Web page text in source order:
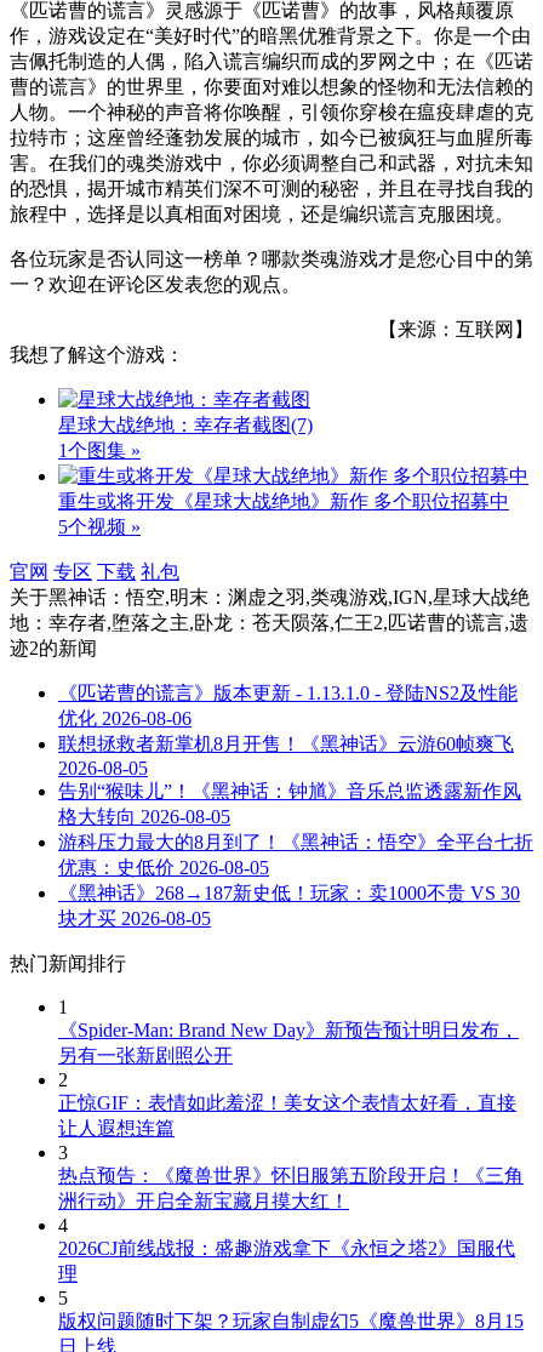
《匹诺曹的谎言》灵感源于《匹诺曹》的故事，风格颠覆原
作，游戏设定在“美好时代”的暗黑优雅背景之下。你是一个由
吉佩托制造的人偶，陷入谎言编织而成的罗网之中；在《匹诺
曹的谎言》的世界里，你要面对难以想象的怪物和无法信赖的
人物。一个神秘的声音将你唤醒，引领你穿梭在瘟疫肆虐的克
拉特市；这座曾经蓬勃发展的城市，如今已被疯狂与血腥所毒
害。在我们的魂类游戏中，你必须调整自己和武器，对抗未知
的恐惧，揭开城市精英们深不可测的秘密，并且在寻找自我的
旅程中，选择是以真相面对困境，还是编织谎言克服困境。
各位玩家是否认同这一榜单？哪款类魂游戏才是您心目中的第
一？欢迎在评论区发表您的观点。
【来源：互联网】
我想了解这个游戏：
星球大战绝地：幸存者截图(7)
1个图集 »
重生或将开发《星球大战绝地》新作 多个职位招募中
5个视频 »
官网 专区 下载 礼包
关于黑神话：悟空,明末：渊虚之羽,类魂游戏,IGN,星球大战绝
地：幸存者,堕落之主,卧龙：苍天陨落,仁王2,匹诺曹的谎言,遗
迹2的新闻
《匹诺曹的谎言》版本更新 - 1.13.1.0 - 登陆NS2及性能
优化 2026-08-06
联想拯救者新掌机8月开售！《黑神话》云游60帧爽飞
2026-08-05
告别“猴味儿”！《黑神话：钟馗》音乐总监透露新作风
格大转向 2026-08-05
游科压力最大的8月到了！《黑神话：悟空》全平台七折
优惠：史低价 2026-08-05
《黑神话》268→187新史低！玩家：卖1000不贵 VS 30
块才买 2026-08-05
热门新闻排行
1
《Spider-Man: Brand New Day》新预告预计明日发布，
另有一张新剧照公开
2
正惊GIF：表情如此羞涩！美女这个表情太好看，直接
让人遐想连篇
3
热点预告：《魔兽世界》怀旧服第五阶段开启！《三角
洲行动》开启全新宝藏月摸大红！
4
2026CJ前线战报：盛趣游戏拿下《永恒之塔2》国服代
理
5
版权问题随时下架？玩家自制虚幻5《魔兽世界》8月15
日上线